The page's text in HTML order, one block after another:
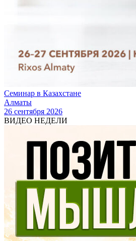
Семинар в Казахстане
Алматы
26 сентября 2026
ВИДЕО НЕДЕЛИ